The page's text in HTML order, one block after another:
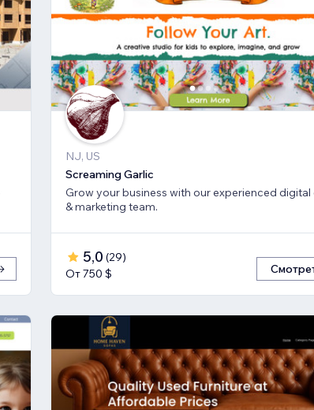
NJ, US
Screaming Garlic
Grow your business with our experienced digital
& marketing team.
5,0 (29)
От 750 $